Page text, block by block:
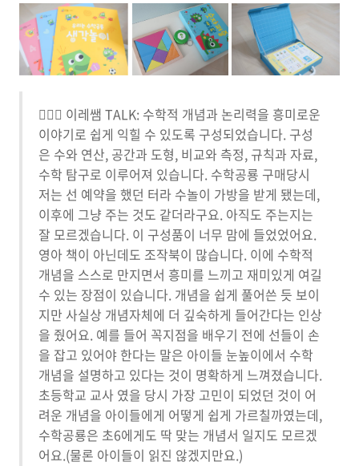
🙋🏻‍♀️ 이레쌤 TALK: 수학적 개념과 논리력을 흥미로운
이야기로 쉽게 익힐 수 있도록 구성되었습니다. 구성
은 수와 연산, 공간과 도형, 비교와 측정, 규칙과 자료,
수학 탐구로 이루어져 있습니다. 수학공룡 구매당시
저는 선 예약을 했던 터라 수놀이 가방을 받게 됐는데,
이후에 그냥 주는 것도 같더라구요. 아직도 주는지는
잘 모르겠습니다. 이 구성품이 너무 맘에 들었었어요.
영아 책이 아닌데도 조작북이 많습니다. 이에 수학적
개념을 스스로 만지면서 흥미를 느끼고 재미있게 여길
수 있는 장점이 있습니다. 개념을 쉽게 풀어쓴 듯 보이
지만 사실상 개념자체에 더 깊숙하게 들어간다는 인상
을 줬어요. 예를 들어 꼭지점을 배우기 전에 선들이 손
을 잡고 있어야 한다는 말은 아이들 눈높이에서 수학
개념을 설명하고 있다는 것이 명확하게 느껴졌습니다.
초등학교 교사 였을 당시 가장 고민이 되었던 것이 어
려운 개념을 아이들에게 어떻게 쉽게 가르칠까였는데,
수학공룡은 초6에게도 딱 맞는 개념서 일지도 모르겠
어요.(물론 아이들이 읽진 않겠지만요.)